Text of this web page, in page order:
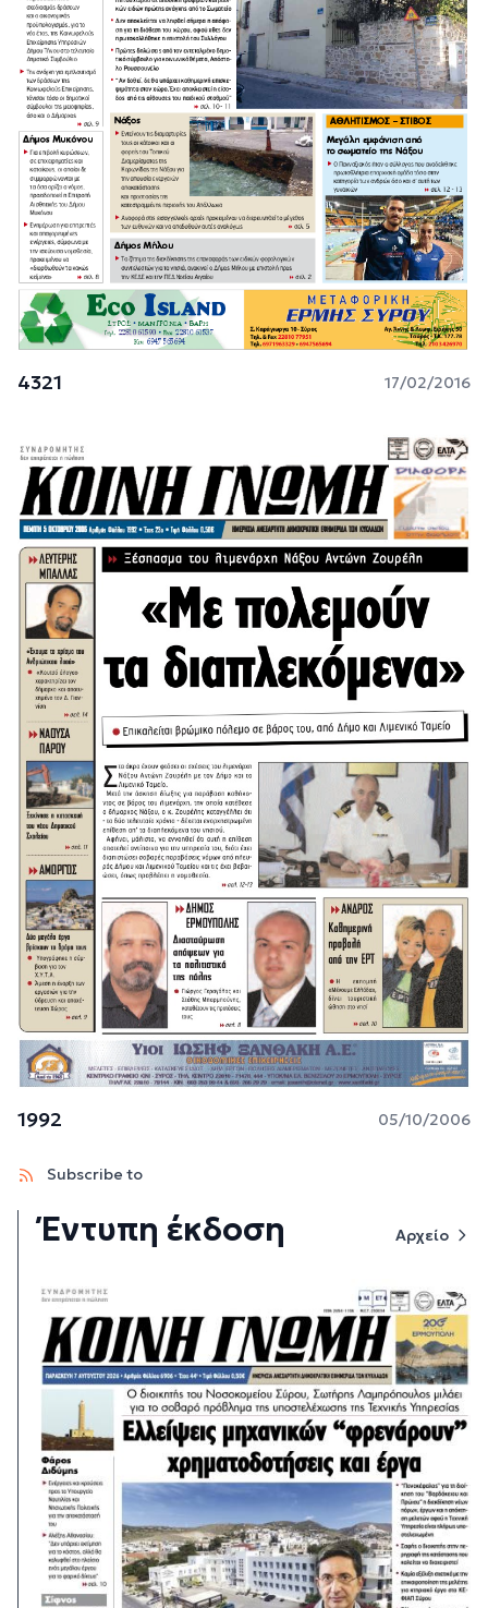
4321 17/02/2016
1992 05/10/2006
Subscribe to
Έντυπη έκδοση Αρχείο